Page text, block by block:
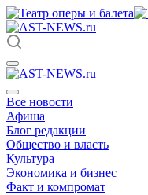
Все новости
Афиша
Блог редакции
Общество и власть
Культура
Экономика и бизнес
Факт и компромат